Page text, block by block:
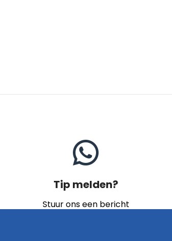
Tip melden?
Stuur ons een bericht